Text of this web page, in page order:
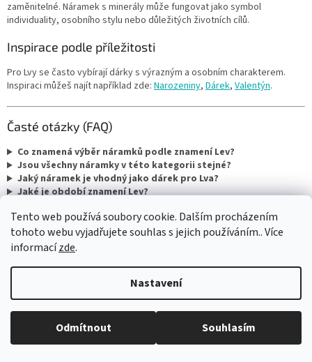
Tento web používá soubory cookie. Dalším procházením
tohoto webu vyjadřujete souhlas s jejich používáním.. Více
informacízde.
Nastavení
Odmítnout Souhlasím
zaměnitelné. Náramek s minerály může fungovat jako symbol
individuality, osobního stylu nebo důležitých životních cílů.
Inspirace podle příležitosti
Pro Lvy se často vybírají dárky s výrazným a osobním charakterem.
Inspiraci můžeš najít například zde: Narozeniny, Dárek, Valentýn.
Časté otázky (FAQ)
Co znamená výběr náramků podle znamení Lev?
Jsou všechny náramky v této kategorii stejné?
Jaký náramek je vhodný jako dárek pro Lva?
Jaké je období znamení Lev?
zdarma
zdarma
od 1000 Kč Rychlost dodání